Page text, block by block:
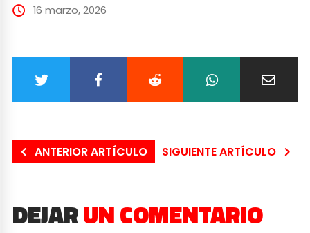
16 marzo, 2026
ANTERIOR ARTÍCULO SIGUIENTE ARTÍCULO
DEJARUN COMENTARIO